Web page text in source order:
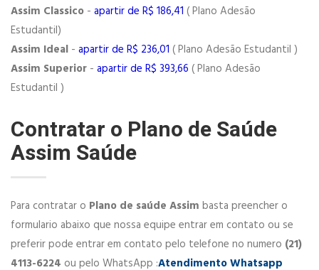
Assim Classico - apartir de R$ 186,41 ( Plano Adesão
Estudantil)
Assim Ideal - apartir de R$ 236,01 ( Plano Adesão Estudantil )
Assim Superior - apartir de R$ 393,66 ( Plano Adesão
Estudantil )
Contratar o Plano de Saúde
Assim Saúde
Para contratar o Plano de saúde Assim basta preencher o
formulario abaixo que nossa equipe entrar em contato ou se
preferir pode entrar em contato pelo telefone no numero (21)
4113-6224 ou pelo WhatsApp :Atendimento Whatsapp